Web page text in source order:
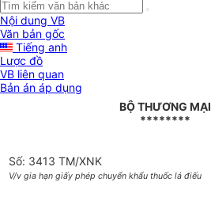
Nội dung VB
Văn bản gốc
Tiếng anh
Lược đồ
VB liên quan
Bản án áp dụng
BỘ THƯƠNG MẠI
********
Số: 3413 TM/XNK
V/v gia hạn giấy phép chuyển khẩu thuốc lá điếu